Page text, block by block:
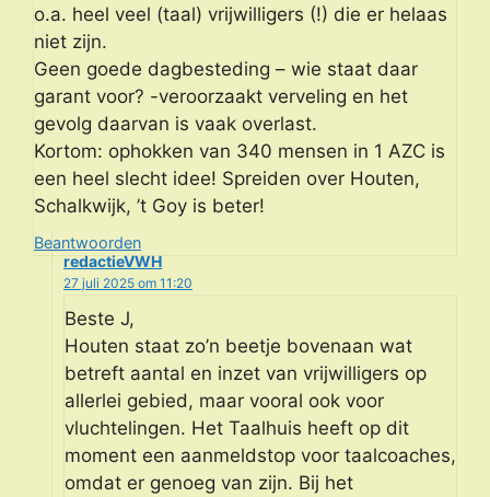
o.a. heel veel (taal) vrijwilligers (!) die er helaas
niet zijn.
Geen goede dagbesteding – wie staat daar
garant voor? -veroorzaakt verveling en het
gevolg daarvan is vaak overlast.
Kortom: ophokken van 340 mensen in 1 AZC is
een heel slecht idee! Spreiden over Houten,
Schalkwijk, ’t Goy is beter!
Beantwoorden
redactieVWH
27 juli 2025 om 11:20
Beste J,
Houten staat zo’n beetje bovenaan wat
betreft aantal en inzet van vrijwilligers op
allerlei gebied, maar vooral ook voor
vluchtelingen. Het Taalhuis heeft op dit
moment een aanmeldstop voor taalcoaches,
omdat er genoeg van zijn. Bij het